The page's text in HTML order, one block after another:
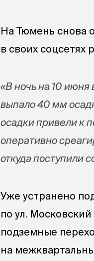
На Тюмень снова
в своих соцсетях
«В ночь на 10
выпало 40 мм
осадки привели к
оперативно
откуда поступили
Уже устранено
по ул.
подземные
на